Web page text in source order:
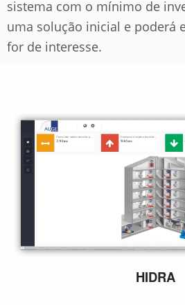
sistema com o mínimo de
uma solução inicial e poderá
for de interesse.
HIDRA